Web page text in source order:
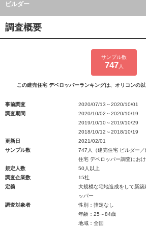
ビルダー
調査概要
サンプル数
747 人
この建売住宅 デベロッパーランキングは、オリコンの以
事前調査
2020/07/13～2020/10/01
調査期間
2020/10/02～2020/10/19
2019/10/10～2019/10/29
2018/10/12～2018/10/19
更新日
2021/02/01
サンプル数
747人（建売住宅 ビルダー
住宅 デベロッパー調査にお
規定人数
50人以上
調査企業数
15社
定義
大規模な宅地造成をして新
ッパー
調査対象者
性別：指定なし
年齢：25～84歳
地域：全国